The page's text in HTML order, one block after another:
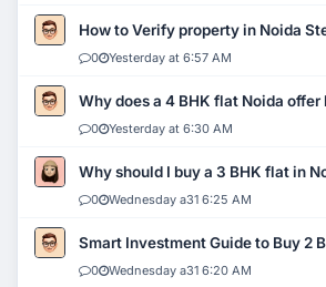
How to Verify property in Noida
0 Yesterday at 6:57 AM
Why does a 4 BHK flat Noida
0 Yesterday at 6:30 AM
Why should I buy a 3 BHK flat in
0 Wednesday a31 6:25 AM
Smart Investment Guide to Buy 2
0 Wednesday a31 6:20 AM